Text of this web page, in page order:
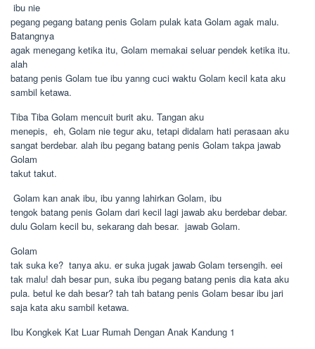
 ibu nie
pegang pegang batang penis Golam pulak kata Golam agak malu.
Batangnya
agak menegang ketika itu, Golam memakai seluar pendek ketika itu. 
alah
batang penis Golam tue ibu yanng cuci waktu Golam kecil kata aku
sambil ketawa.
Tiba Tiba Golam mencuit burit aku. Tangan aku
menepis,  eh, Golam nie tegur aku, tetapi didalam hati perasaan aku
sangat berdebar. alah ibu pegang batang penis Golam takpa jawab
Golam
takut takut.
 Golam kan anak ibu, ibu yanng lahirkan Golam, ibu
tengok batang penis Golam dari kecil lagi jawab aku berdebar debar.
dulu Golam kecil bu, sekarang dah besar.  jawab Golam.
Golam
tak suka ke?  tanya aku. er suka jugak jawab Golam tersengih. eei
tak malu! dah besar pun, suka ibu pegang batang penis dia kata aku
pula. betul ke dah besar? tah tah batang penis Golam besar ibu jari
saja kata aku sambil ketawa.
Ibu Kongkek Kat Luar Rumah Dengan Anak Kandung 1